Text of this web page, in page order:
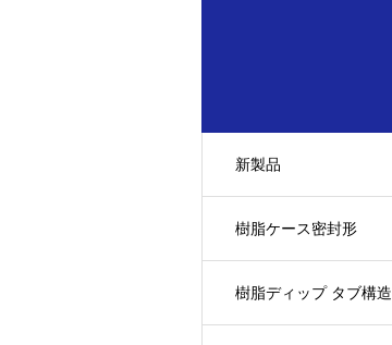
新製品
樹脂ケース密封形
樹脂ディップ タブ構造